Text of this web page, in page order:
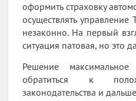
оформить страховку
осуществлять
незаконно. На первый
ситуация патовая, но это
Решение
обратиться к
законодательства и